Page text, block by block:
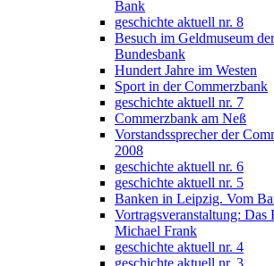
Bank
geschichte aktuell nr. 8
Besuch im Geldmuseum
Bundesbank
Hundert Jahre im Westen
Sport in der Commerzbank
geschichte aktuell nr. 7
Commerzbank am Neß
Vorstandssprecher der
2008
geschichte aktuell nr. 6
geschichte aktuell nr. 5
Banken in Leipzig. Vom
Vortragsveranstaltung: Das
Michael Frank
geschichte aktuell nr. 4
geschichte aktuell nr. 3